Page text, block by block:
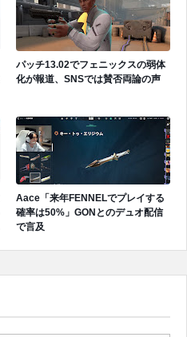
パッチ13.02でフェニックスの弱体
化が報道、SNSでは賛否両論の声
Aace「来年FENNELでプレイする
確率は50%」GONとのデュオ配信
で言及